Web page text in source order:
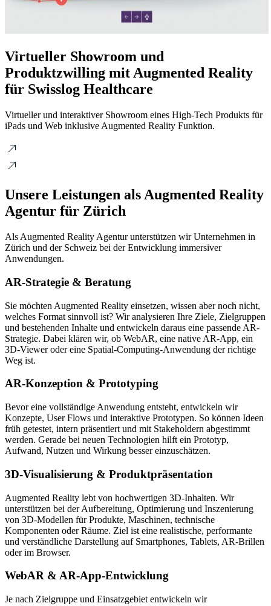
Virtueller Showroom und
Produktzwilling mit Augmented Reality
für Swisslog Healthcare
Virtueller und interaktiver Showroom eines High-Tech Produkts für
iPads und Web inklusive Augmented Reality Funktion.
Unsere Leistungen als Augmented Reality
Agentur für Zürich
Als Augmented Reality Agentur unterstützen wir Unternehmen in
Zürich und der Schweiz bei der Entwicklung immersiver
Anwendungen.
AR-Strategie & Beratung
Sie möchten Augmented Reality einsetzen, wissen aber noch nicht,
welches Format sinnvoll ist? Wir analysieren Ihre Ziele, Zielgruppen
und bestehenden Inhalte und entwickeln daraus eine passende AR-
Strategie. Dabei klären wir, ob WebAR, eine native AR-App, ein
3D-Viewer oder eine Spatial-Computing-Anwendung der richtige
Weg ist.
AR-Konzeption & Prototyping
Bevor eine vollständige Anwendung entsteht, entwickeln wir
Konzepte, User Flows und interaktive Prototypen. So können Ideen
früh getestet, intern präsentiert und mit Stakeholdern abgestimmt
werden. Gerade bei neuen Technologien hilft ein Prototyp,
Aufwand, Nutzen und Wirkung besser einzuschätzen.
3D-Visualisierung & Produktpräsentation
Augmented Reality lebt von hochwertigen 3D-Inhalten. Wir
unterstützen bei der Aufbereitung, Optimierung und Inszenierung
von 3D-Modellen für Produkte, Maschinen, technische
Komponenten oder Räume. Ziel ist eine realistische, performante
und verständliche Darstellung auf Smartphones, Tablets, AR-Brillen
oder im Browser.
WebAR & AR-App-Entwicklung
Je nach Zielgruppe und Einsatzgebiet entwickeln wir